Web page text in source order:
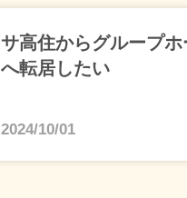
サ高住からグループホ
へ転居したい
2024/10/01